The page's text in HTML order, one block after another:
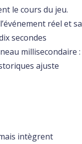
le cours du jeu.
réel et sa
secondes
millisecondaire :
ajuste
intègrent